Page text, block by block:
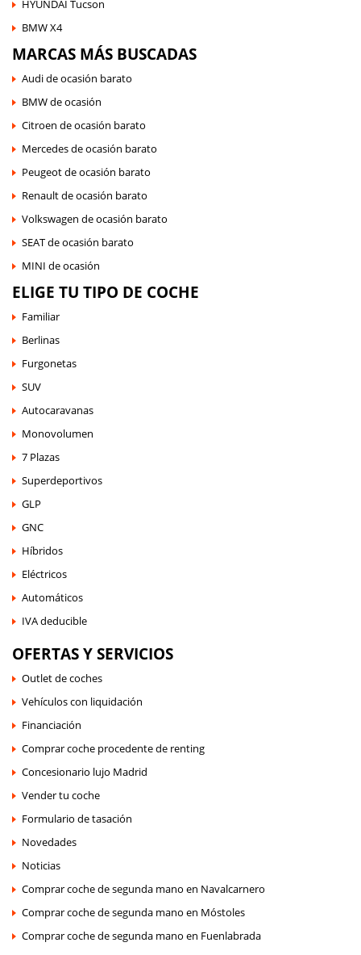
HYUNDAI Tucson
BMW X4
MARCAS MÁS BUSCADAS
Audi de ocasión barato
BMW de ocasión
Citroen de ocasión barato
Mercedes de ocasión barato
Peugeot de ocasión barato
Renault de ocasión barato
Volkswagen de ocasión barato
SEAT de ocasión barato
MINI de ocasión
ELIGE TU TIPO DE COCHE
Familiar
Berlinas
Furgonetas
SUV
Autocaravanas
Monovolumen
7 Plazas
Superdeportivos
GLP
GNC
Híbridos
Eléctricos
Automáticos
IVA deducible
OFERTAS Y SERVICIOS
Outlet de coches
Vehículos con liquidación
Financiación
Comprar coche procedente de renting
Concesionario lujo Madrid
Vender tu coche
Formulario de tasación
Novedades
Noticias
Comprar coche de segunda mano en Navalcarnero
Comprar coche de segunda mano en Móstoles
Comprar coche de segunda mano en Fuenlabrada